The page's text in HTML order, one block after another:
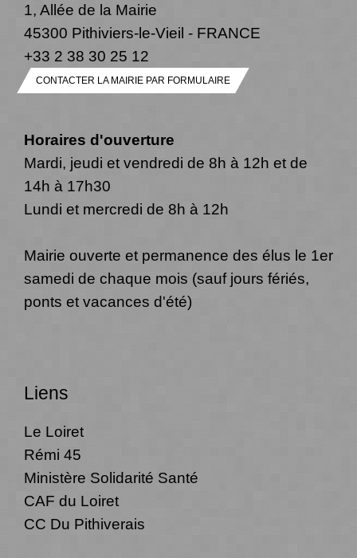
1, Allée de la Mairie
45300 Pithiviers-le-Vieil - FRANCE
+33 2 38 30 25 12
CONTACTER LA MAIRIE PAR FORMULAIRE
Horaires d'ouverture
Mardi, jeudi et vendredi de 8h à 12h et de
14h à 17h30
Lundi et mercredi de 8h à 12h
Mairie ouverte et permanence des élus le 1er
samedi de chaque mois (sauf jours fériés,
ponts et vacances d'été)
Liens
Le Loiret
Rémi 45
Ministère Solidarité Santé
CAF du Loiret
CC Du Pithiverais